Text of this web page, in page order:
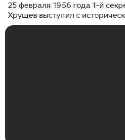
25 февраля 1956 года 1-й
Хрущев выступил с
личности Сталина